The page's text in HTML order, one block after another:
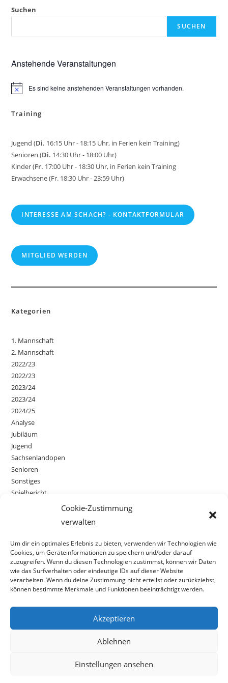
Cookie-Zustimmung
verwalten
Um dir ein optimales Erlebnis zu bieten, verwenden wir Technologien wie
Cookies, um Geräteinformationen zu speichern und/oder darauf
zuzugreifen. Wenn du diesen Technologien zustimmst, können wir Daten
wie das Surfverhalten oder eindeutige IDs auf dieser Website
verarbeiten. Wenn du deine Zustimmung nicht erteilst oder zurückziehst,
können bestimmte Merkmale und Funktionen beeinträchtigt werden.
Akzeptieren
Ablehnen
Einstellungen ansehen
Suchen
SUCHEN
Anstehende Veranstaltungen
H
w
s
Es sind keine anstehenden Veranstaltungen vorhanden.
Training
Jugend (Di. 16:15 Uhr - 18:15 Uhr, in Ferien kein Training)
Senioren (Di. 14:30 Uhr - 18:00 Uhr)
Kinder (Fr. 17:00 Uhr - 18:30 Uhr, in Ferien kein Training
Erwachsene (Fr. 18:30 Uhr - 23:59 Uhr)
INTERESSE AM SCHACH? - KONTAKTFORMULAR
MITGLIED WERDEN
Kategorien
1. Mannschaft
2. Mannschaft
2022/23
2022/23
2023/24
2023/24
2024/25
Analyse
Jubiläum
Jugend
Sachsenlandopen
Senioren
Sonstiges
Spielbericht
Impressum|Datenschutz